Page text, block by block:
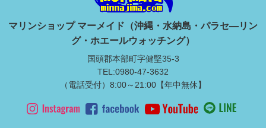
マリンショップ マーメイド（沖縄・水納島・パラセ―リン
グ・ホエールウォッチング）
国頭郡本部町字健堅35-3
TEL:0980-47-3632
（電話受付）8:00～21:00【年中無休】